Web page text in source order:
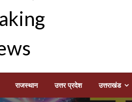
Latest Hindi
राजस्थान उत्तर प्रदेश उत्तराखंड